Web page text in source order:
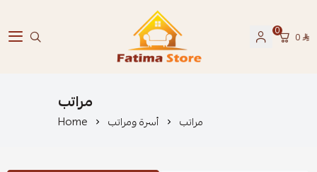
فاطمة ستور Fatima Store
0 0
مراتب
Home أسرة ومراتب مراتب